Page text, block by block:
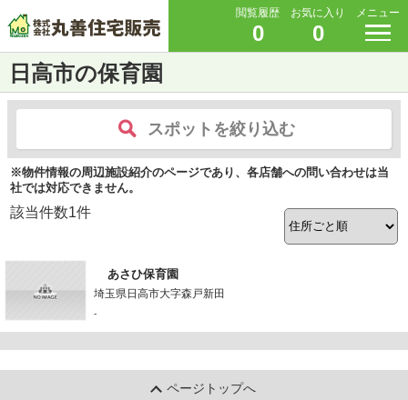
閲覧履歴
0
お気に入り
0
メニュー
日高市の保育園
スポットを絞り込む
※物件情報の周辺施設紹介のページであり、各店舗への問い合わせは当
社では対応できません。
該当件数1件
あさひ保育園
埼玉県日高市大字森戸新田
-
ページトップへ